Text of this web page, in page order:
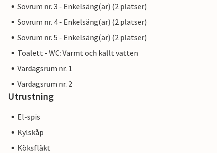
Sovrum nr. 3 - Enkelsäng(ar) (2 platser)
Sovrum nr. 4 - Enkelsäng(ar) (2 platser)
Sovrum nr. 5 - Enkelsäng(ar) (2 platser)
Toalett - WC: Varmt och kallt vatten
Vardagsrum nr. 1
Vardagsrum nr. 2
Utrustning
El-spis
Kylskåp
Köksfläkt